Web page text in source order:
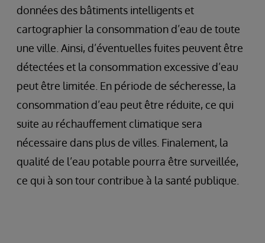
données des bâtiments intelligents et
cartographier la consommation d’eau de toute
une ville. Ainsi, d’éventuelles fuites peuvent être
détectées et la consommation excessive d’eau
peut être limitée. En période de sécheresse, la
consommation d’eau peut être réduite, ce qui
suite au réchauffement climatique sera
nécessaire dans plus de villes. Finalement, la
qualité de l’eau potable pourra être surveillée,
ce qui à son tour contribue à la santé publique.